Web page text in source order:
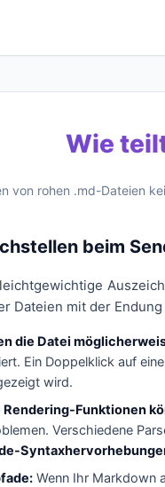
Wie
von rohen .md-Dateien
beim
Dateien mit der Endung
die Datei
Ein Doppelklick auf eine
wird.
Funktionen
Verschiedene
Wenn Ihr Markdown